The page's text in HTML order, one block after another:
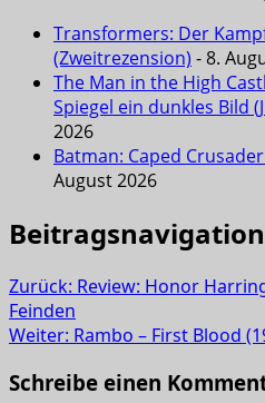
Transformers: Der
(Zweitrezension) - 8.
The Man in the High
Spiegel ein dunkles Bild
2026
Batman: Caped
August 2026
Beitragsnavigation
Zurück: Review: Honor
Feinden
Weiter: Rambo – First Blood
Schreibe einen